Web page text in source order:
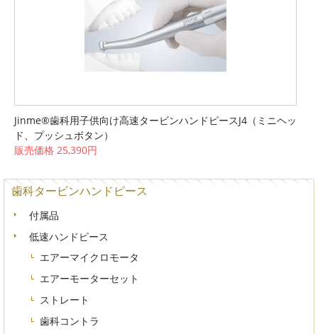
Jinme®歯科用子供向け高速タービンハンドピースJ4（ミニヘッ
ド、プッシュボタン）
販売価格 25,390円
歯科タービンハンドピース
付属品
低速ハンドピース
エアーマイクロモータ
エアーモーターセット
ストレート
歯科コントラ